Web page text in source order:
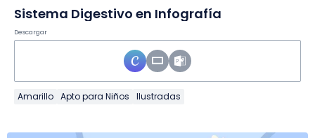
Sistema Digestivo en Infografía
Descargar
Amarillo Apto para Niños Ilustradas